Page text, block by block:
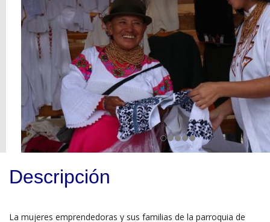
Descripción
La mujeres emprendedoras y sus familias de la parroquia de